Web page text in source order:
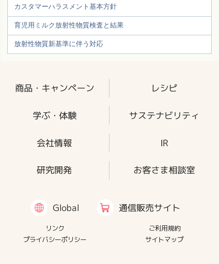
カスタマーハラスメント基本方針
育児用ミルク放射性物質検査と結果
放射性物質新基準に伴う対応
商品・キャンペーン レシピ
学ぶ・体験 サステナビリティ
会社情報 IR
研究開発 お客さま相談室
Global 通信販売サイト
リンク
ご利用規約
プライバシーポリシー
サイトマップ